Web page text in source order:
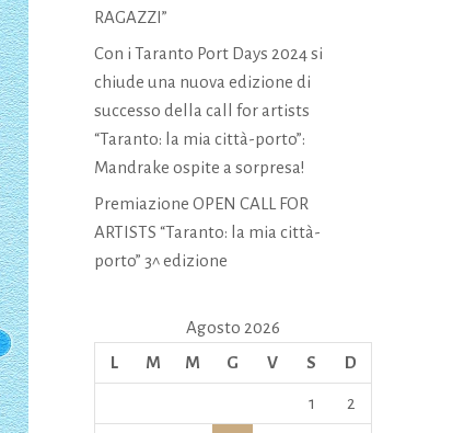
RAGAZZI”
Con i Taranto Port Days 2024 si
chiude una nuova edizione di
successo della call for artists
“Taranto: la mia città-porto”:
Mandrake ospite a sorpresa!
Premiazione OPEN CALL FOR
ARTISTS “Taranto: la mia città-
porto” 3^ edizione
Agosto 2026
L
M M G V S D
1 2